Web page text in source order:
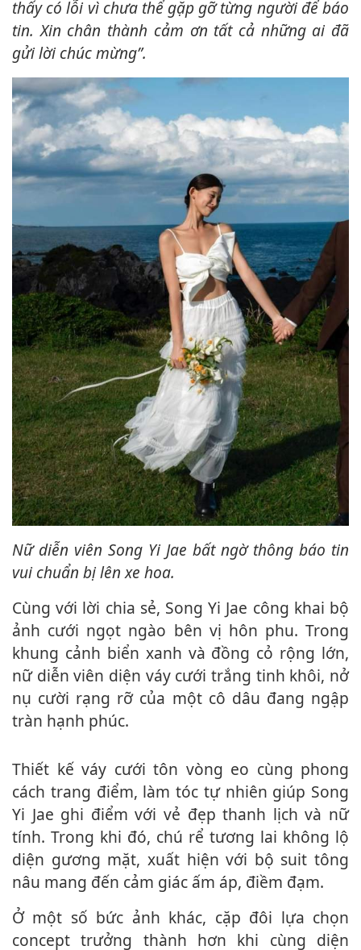
thấy có lỗi vì chưa thể gặp gỡ từng người để báo
tin. Xin chân thành cảm ơn tất cả những ai đã
gửi lời chúc mừng”.
Nữ diễn viên Song Yi Jae bất ngờ thông báo tin
vui chuẩn bị lên xe hoa.
Cùng với lời chia sẻ, Song Yi Jae công khai bộ
ảnh cưới ngọt ngào bên vị hôn phu. Trong
khung cảnh biển xanh và đồng cỏ rộng lớn,
nữ diễn viên diện váy cưới trắng tinh khôi, nở
nụ cười rạng rỡ của một cô dâu đang ngập
tràn hạnh phúc.
Thiết kế váy cưới tôn vòng eo cùng phong
cách trang điểm, làm tóc tự nhiên giúp Song
Yi Jae ghi điểm với vẻ đẹp thanh lịch và nữ
tính. Trong khi đó, chú rể tương lai không lộ
diện gương mặt, xuất hiện với bộ suit tông
nâu mang đến cảm giác ấm áp, điềm đạm.
Ở một số bức ảnh khác, cặp đôi lựa chọn
concept trưởng thành hơn khi cùng diện